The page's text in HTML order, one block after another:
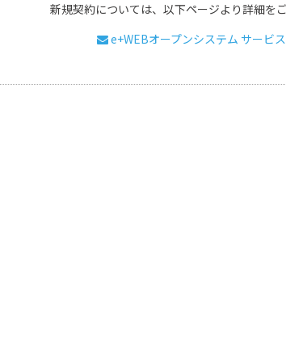
新規契約については、以下ページより詳細を
e+WEBオープンシステム サービ